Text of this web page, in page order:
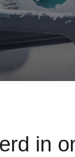
in